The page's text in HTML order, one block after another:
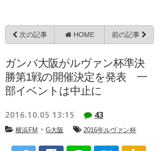
次の記事 HOME 前の記事
ガンバ大阪がルヴァン杯準決
勝第1戦の開催決定を発表 一
部イベントは中止に
2016.10.05 13:15 43
横浜FM ・ G大阪 2016年ルヴァン杯